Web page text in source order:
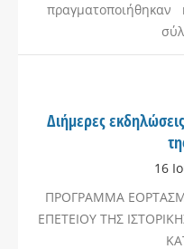
πραγματοποιήθηκαν
Διήμερες
16
ΠΡΟΓΡΑΜΜΑ
ΕΠΕΤΕΙΟΥ ΤΗΣ